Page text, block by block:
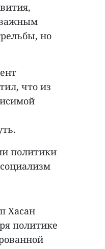
важным
но
что из
политики
Хасан
политике